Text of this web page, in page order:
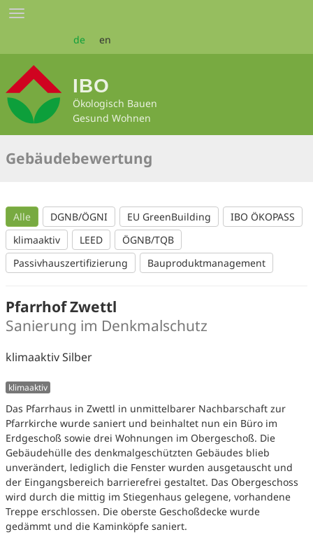
Zum
Seiteninhalt
Toggle
de en
IBO
Ökologisch Bauen
Gesund Wohnen
Gebäudebewertung
Alle DGNB/ÖGNI EU GreenBuilding
IBO ÖKOPASS
klimaaktiv
LEED
ÖGNB/TQB
Passivhauszertifizierung
Bauproduktmanagement
Pfarrhof Zwettl
Sanierung im Denkmalschutz
klimaaktiv Silber
klimaaktiv
Das Pfarrhaus in Zwettl in unmittelbarer Nachbarschaft zur
Pfarrkirche wurde saniert und beinhaltet nun ein Büro im
Erdgeschoß sowie drei Wohnungen im Obergeschoß. Die
Gebäudehülle des denkmalgeschützten Gebäudes blieb
unverändert, lediglich die Fenster wurden ausgetauscht und
der Eingangsbereich barrierefrei gestaltet. Das Obergeschoss
wird durch die mittig im Stiegenhaus gelegene, vorhandene
Treppe erschlossen. Die oberste Geschoßdecke wurde
gedämmt und die Kaminköpfe saniert.